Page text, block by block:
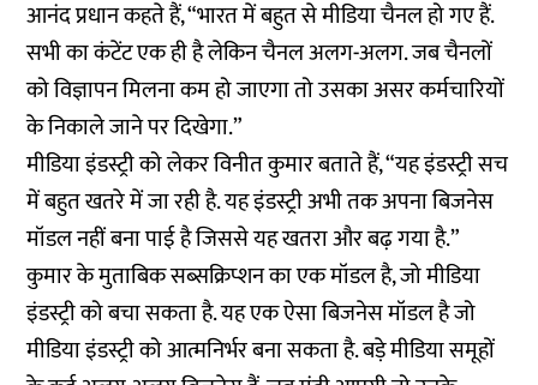
आनंद प्रधान कहते हैं, “भारत में बहुत से मीडिया चैनल हो गए हैं.
सभी का कंटेंट एक ही है लेकिन चैनल अलग-अलग. जब चैनलों
को विज्ञापन मिलना कम हो जाएगा तो उसका असर कर्मचारियों
के निकाले जाने पर दिखेगा.”
मीडिया इंडस्ट्री को लेकर विनीत कुमार बताते हैं, “यह इंडस्ट्री सच
में बहुत खतरे में जा रही है. यह इंडस्ट्री अभी तक अपना बिजनेस
मॉडल नहीं बना पाई है जिससे यह खतरा और बढ़ गया है.”
कुमार के मुताबिक सब्सक्रिप्शन का एक मॉडल है, जो मीडिया
इंडस्ट्री को बचा सकता है. यह एक ऐसा बिजनेस मॉडल है जो
मीडिया इंडस्ट्री को आत्मनिर्भर बना सकता है. बड़े मीडिया समूहों